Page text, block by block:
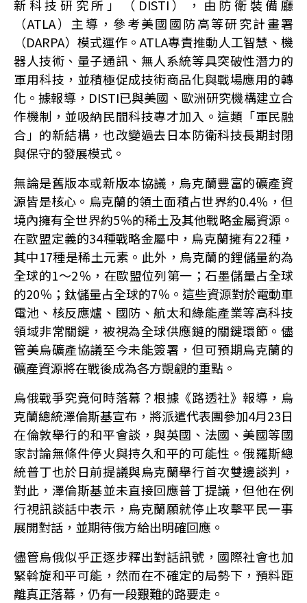
新科技研究所」（DISTI），由防衛裝備廳
（ATLA）主導，參考美國國防高等研究計畫署
（DARPA）模式運作。ATLA專責推動人工智慧、機
器人技術、量子通訊、無人系統等具突破性潛力的
軍用科技，並積極促成技術商品化與戰場應用的轉
化。據報導，DISTI已與美國、歐洲研究機構建立合
作機制，並吸納民間科技專才加入。這類「軍民融
合」的新結構，也改變過去日本防衛科技長期封閉
與保守的發展模式。
無論是舊版本或新版本協議，烏克蘭豐富的礦產資
源皆是核心。烏克蘭的領土面積占世界約0.4％，但
境內擁有全世界約5％的稀土及其他戰略金屬資源。
在歐盟定義的34種戰略金屬中，烏克蘭擁有22種，
其中17種是稀土元素。此外，烏克蘭的鋰儲量約為
全球的1〜2％，在歐盟位列第一；石墨儲量占全球
的20％；鈦儲量占全球的7％。這些資源對於電動車
電池、核反應爐、國防、航太和綠能產業等高科技
領域非常關鍵，被視為全球供應鏈的關鍵環節。儘
管美烏礦產協議至今未能簽署，但可預期烏克蘭的
礦產資源將在戰後成為各方覬覦的重點。
烏俄戰爭究竟何時落幕？根據《路透社》報導，烏
克蘭總統澤倫斯基宣布，將派遣代表團參加4月23日
在倫敦舉行的和平會談，與英國、法國、美國等國
家討論無條件停火與持久和平的可能性。俄羅斯總
統普丁也於日前提議與烏克蘭舉行首次雙邊談判，
對此，澤倫斯基並未直接回應普丁提議，但他在例
行視訊談話中表示，烏克蘭願就停止攻擊平民一事
展開對話，並期待俄方給出明確回應。
儘管烏俄似乎正逐步釋出對話訊號，國際社會也加
緊斡旋和平可能，然而在不確定的局勢下，預料距
離真正落幕，仍有一段艱難的路要走。